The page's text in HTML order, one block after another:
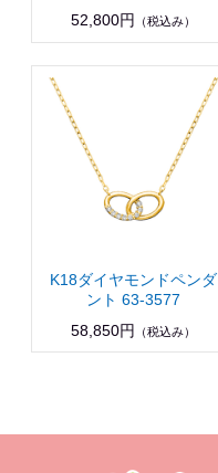
52,800円
（税込み）
K18ダイヤモンドペンダ
ント 63-3577
58,850円
（税込み）